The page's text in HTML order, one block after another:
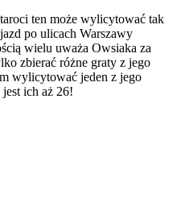
ten może wylicytować tak
po ulicach Warszawy
wielu uważa Owsiaka za
zbierać różne graty z jego
wylicytować jeden z jego
jest ich aż 26!